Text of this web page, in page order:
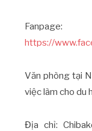
Fanpage:
https://
Văn phòng tại
việc làm cho du
Địa chỉ: